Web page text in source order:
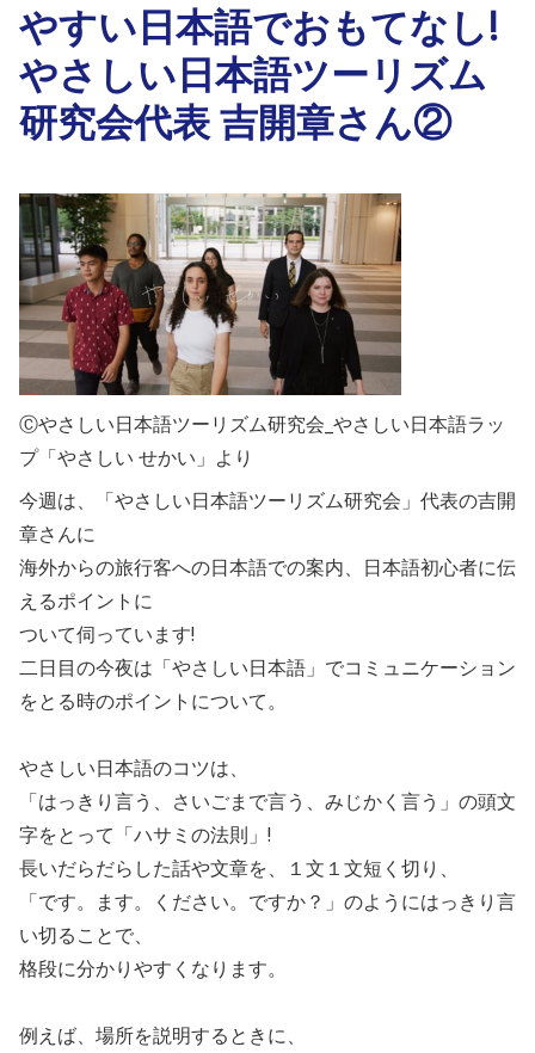
やすい日本語でおもてなし!
やさしい日本語ツーリズム
研究会代表 吉開章さん②
Ⓒやさしい日本語ツーリズム研究会_やさしい日本語ラッ
プ「やさしい せかい」より
今週は、「やさしい日本語ツーリズム研究会」代表の吉開
章さんに
海外からの旅行客への日本語での案内、日本語初心者に伝
えるポイントに
ついて伺っています!
二日目の今夜は「やさしい日本語」でコミュニケーション
をとる時のポイントについて。
やさしい日本語のコツは、
「はっきり言う、さいごまで言う、みじかく言う」の頭文
字をとって「ハサミの法則」!
長いだらだらした話や文章を、１文１文短く切り、
「です。ます。ください。ですか？」のようにはっきり言
い切ることで、
格段に分かりやすくなります。
例えば、場所を説明するときに、